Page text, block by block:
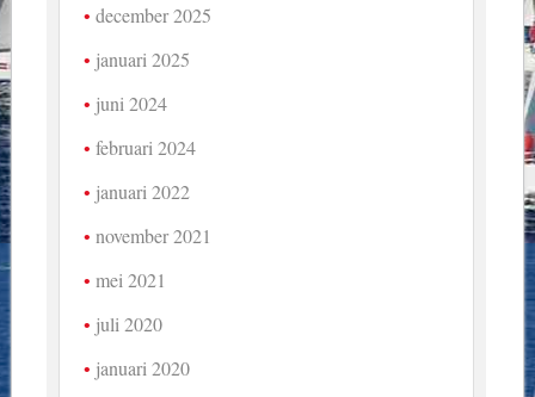
december 2025
januari 2025
juni 2024
februari 2024
januari 2022
november 2021
mei 2021
juli 2020
januari 2020